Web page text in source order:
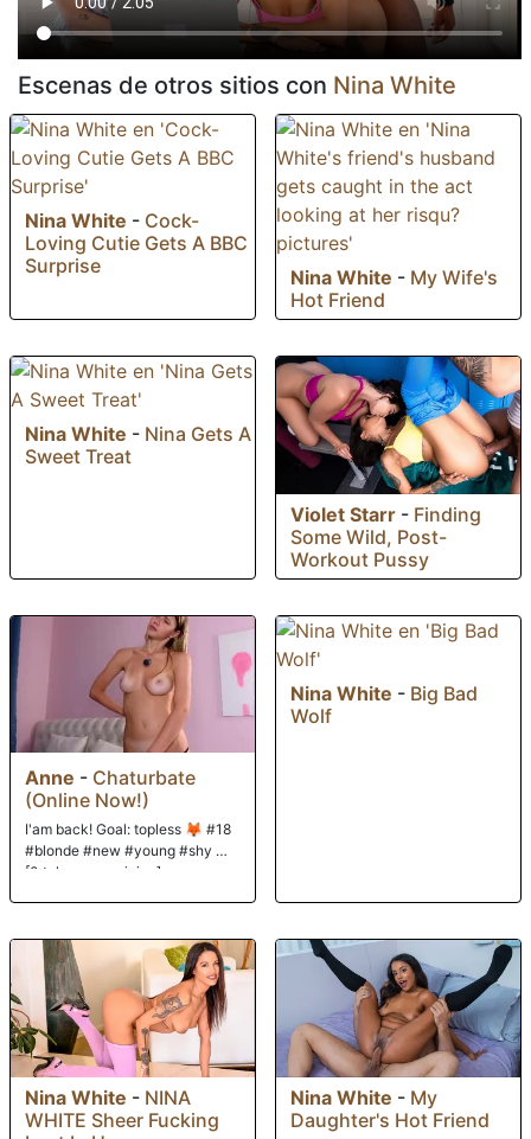
Escenas de otros sitios con Nina White
Nina White - Cock-
Loving Cutie Gets A BBC
Surprise
Nina White - My Wife's
Hot Friend
Nina White - Nina Gets A
Sweet Treat
Violet Starr - Finding
Some Wild, Post-
Workout Pussy
Anne - Chaturbate
(Online Now!)
I'am back! Goal: topless 🦊 #18
#blonde #new #young #shy ❤
[0 tokens remaining]
Nina White - Big Bad
Wolf
Nina White - NINA
WHITE Sheer Fucking
Nina White - My
Daughter's Hot Friend